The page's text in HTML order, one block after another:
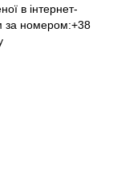
в інтернет-
за номером:+38